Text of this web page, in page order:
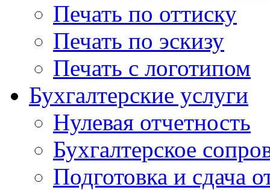
Печать по оттиску
Печать по эскизу
Печать с логотипом
Бухгалтерские услуги
Нулевая отчетность
Бухгалтерское
Подготовка и сдача